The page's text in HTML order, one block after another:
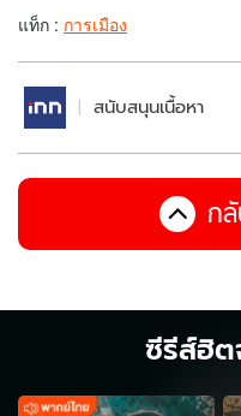
แท็ก : การเมือง
สนับสนุนเนื้อหา
ก
ซีรีส์ฮิต